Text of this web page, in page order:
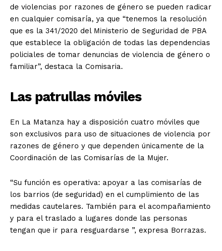
de violencias por razones de género se pueden radicar
en cualquier comisaría, ya que “tenemos la resolución
que es la 341/2020 del Ministerio de Seguridad de PBA
que establece la obligación de todas las dependencias
policiales de tomar denuncias de violencia de género o
familiar”, destaca la Comisaria.
Las patrullas móviles
En La Matanza hay a disposición cuatro móviles que
son exclusivos para uso de situaciones de violencia por
razones de género y que dependen únicamente de la
Coordinación de las Comisarías de la Mujer.
“Su función es operativa: apoyar a las comisarías de
los barrios (de seguridad) en el cumplimiento de las
medidas cautelares. También para el acompañamiento
y para el traslado a lugares donde las personas
tengan que ir para resguardarse ”, expresa Borrazas.